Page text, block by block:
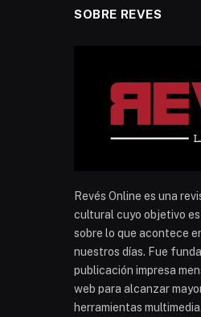
SOBRE REVES
Revés Online es una
cultural cuyo objetivo
sobre lo que acontece
nuestros días. Fue
publicación impresa
web para alcanzar
herramientas multimedia.